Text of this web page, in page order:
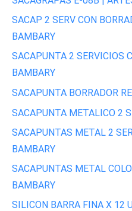
SACAP 2 SERV CON
BAMBARY
SACAPUNTA 2 SERVICIOS
BAMBARY
SACAPUNTA BORRADOR
SACAPUNTA METALICO 2
SACAPUNTAS METAL 2
BAMBARY
SACAPUNTAS METAL
BAMBARY
SILICON BARRA FINA X 12